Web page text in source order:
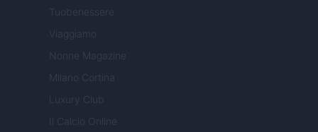
Tuobenessere
Viaggiamo
Nonne Magazine
Milano Cortina
Luxury Club
Il Calcio Online